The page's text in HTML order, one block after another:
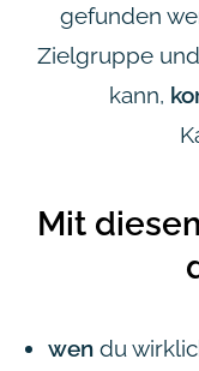
gefunden
Zielgruppe
kann,
Mit
wen du